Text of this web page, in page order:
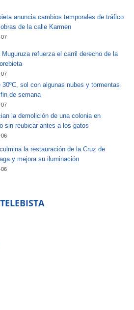
anuncia cambios temporales de tráfico
de la calle Karmen
07
Muguruza refuerza el carril derecho de la
07
30ºC, sol con algunas nubes y tormentas
de semana
07
la demolición de una colonia en
sin reubicar antes a los gatos
06
la restauración de la Cruz de
y mejora su iluminación
06